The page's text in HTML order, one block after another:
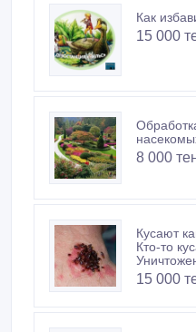
Как
15 000
8 000
Кусают
Кто-то
15 000